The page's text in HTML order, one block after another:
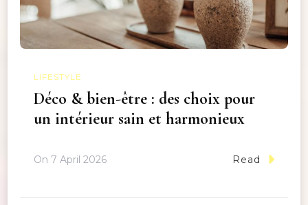
LIFESTYLE
Déco & bien-être : des choix pour
un intérieur sain et harmonieux
On 7 April 2026 Read